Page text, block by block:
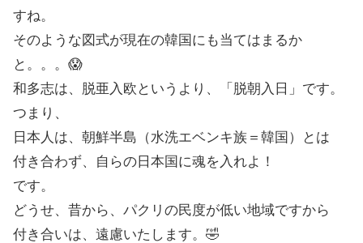
すね。
そのような図式が現在の韓国にも当てはまるか
と。。。😱
和多志は、脱亜入欧というより、「脱朝入日」です。
つまり、
日本人は、朝鮮半島（水洗エベンキ族＝韓国）とは
付き合わず、自らの日本国に魂を入れよ！
です。
どうせ、昔から、パクリの民度が低い地域ですから
付き合いは、遠慮いたします。🤣